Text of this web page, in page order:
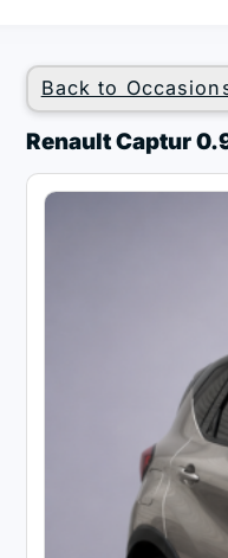
Back to
Renault Captur